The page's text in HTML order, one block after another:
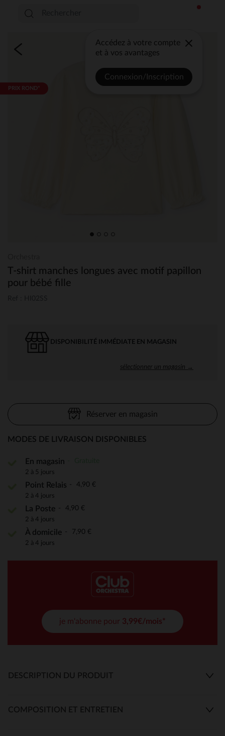
Accédez à votre compte
et à vos avantages
Connexion/Inscription
PRIX ROND*
T-shirt manches longues avec motif papillon
pour bébé fille
DISPONIBILITÉ IMMÉDIATE EN MAGASIN
sélectionner un magasin →
Réserver en magasin
MODES DE LIVRAISON DISPONIBLES
En magasin
2 à 5 jours
Point Relais 4,90 €
2 à 4 jours
La Poste 4,90 €
2 à 4 jours
À domicile 7,90 €
2 à 4 jours
je m'abonne pour 3,99€/mois*
DESCRIPTION DU PRODUIT
COMPOSITION ET ENTRETIEN